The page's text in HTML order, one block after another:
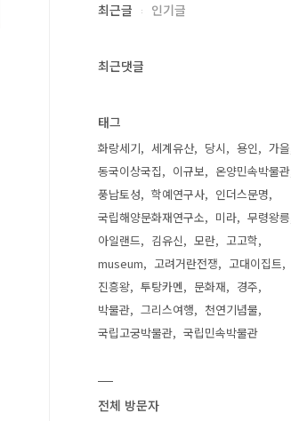
최근글 인기글
최근댓글
태그
화랑세기 세계유산 당시 용인
가을
동국이상국집
이규보
온양민속박물관
풍납토성
학예연구사
인더스문명
국립해양문화재연구소
미라
무령왕릉
아일랜드
김유신 모란
고고학
museum
고려거란전쟁
고대이집트
진흥왕
투탕카멘 문화재
경주
박물관
그리스여행
천연기념물
국립고궁박물관
국립민속박물관
전체 방문자